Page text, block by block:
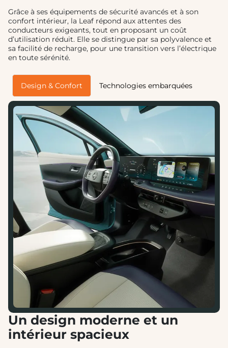
Grâce à ses équipements de sécurité avancés et à son
confort intérieur, la Leaf répond aux attentes des
conducteurs exigeants, tout en proposant un coût
d’utilisation réduit. Elle se distingue par sa polyvalence et
sa facilité de recharge, pour une transition vers l’électrique
en toute sérénité.
Design & Confort Technologies embarquées
Un design moderne et un
intérieur spacieux